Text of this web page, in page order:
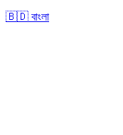
🇧🇩 বাংলা